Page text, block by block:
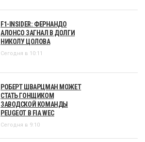
F1-INSIDER: ФЕРНАНДО
АЛОНСО ЗАГНАЛ В ДОЛГИ
НИКОЛУ ЦОЛОВА
Сегодня в 10:11
РОБЕРТ ШВАРЦМАН МОЖЕТ
СТАТЬ ГОНЩИКОМ
ЗАВОДСКОЙ КОМАНДЫ
PEUGEOT В FIA WEC
Сегодня в 9:10